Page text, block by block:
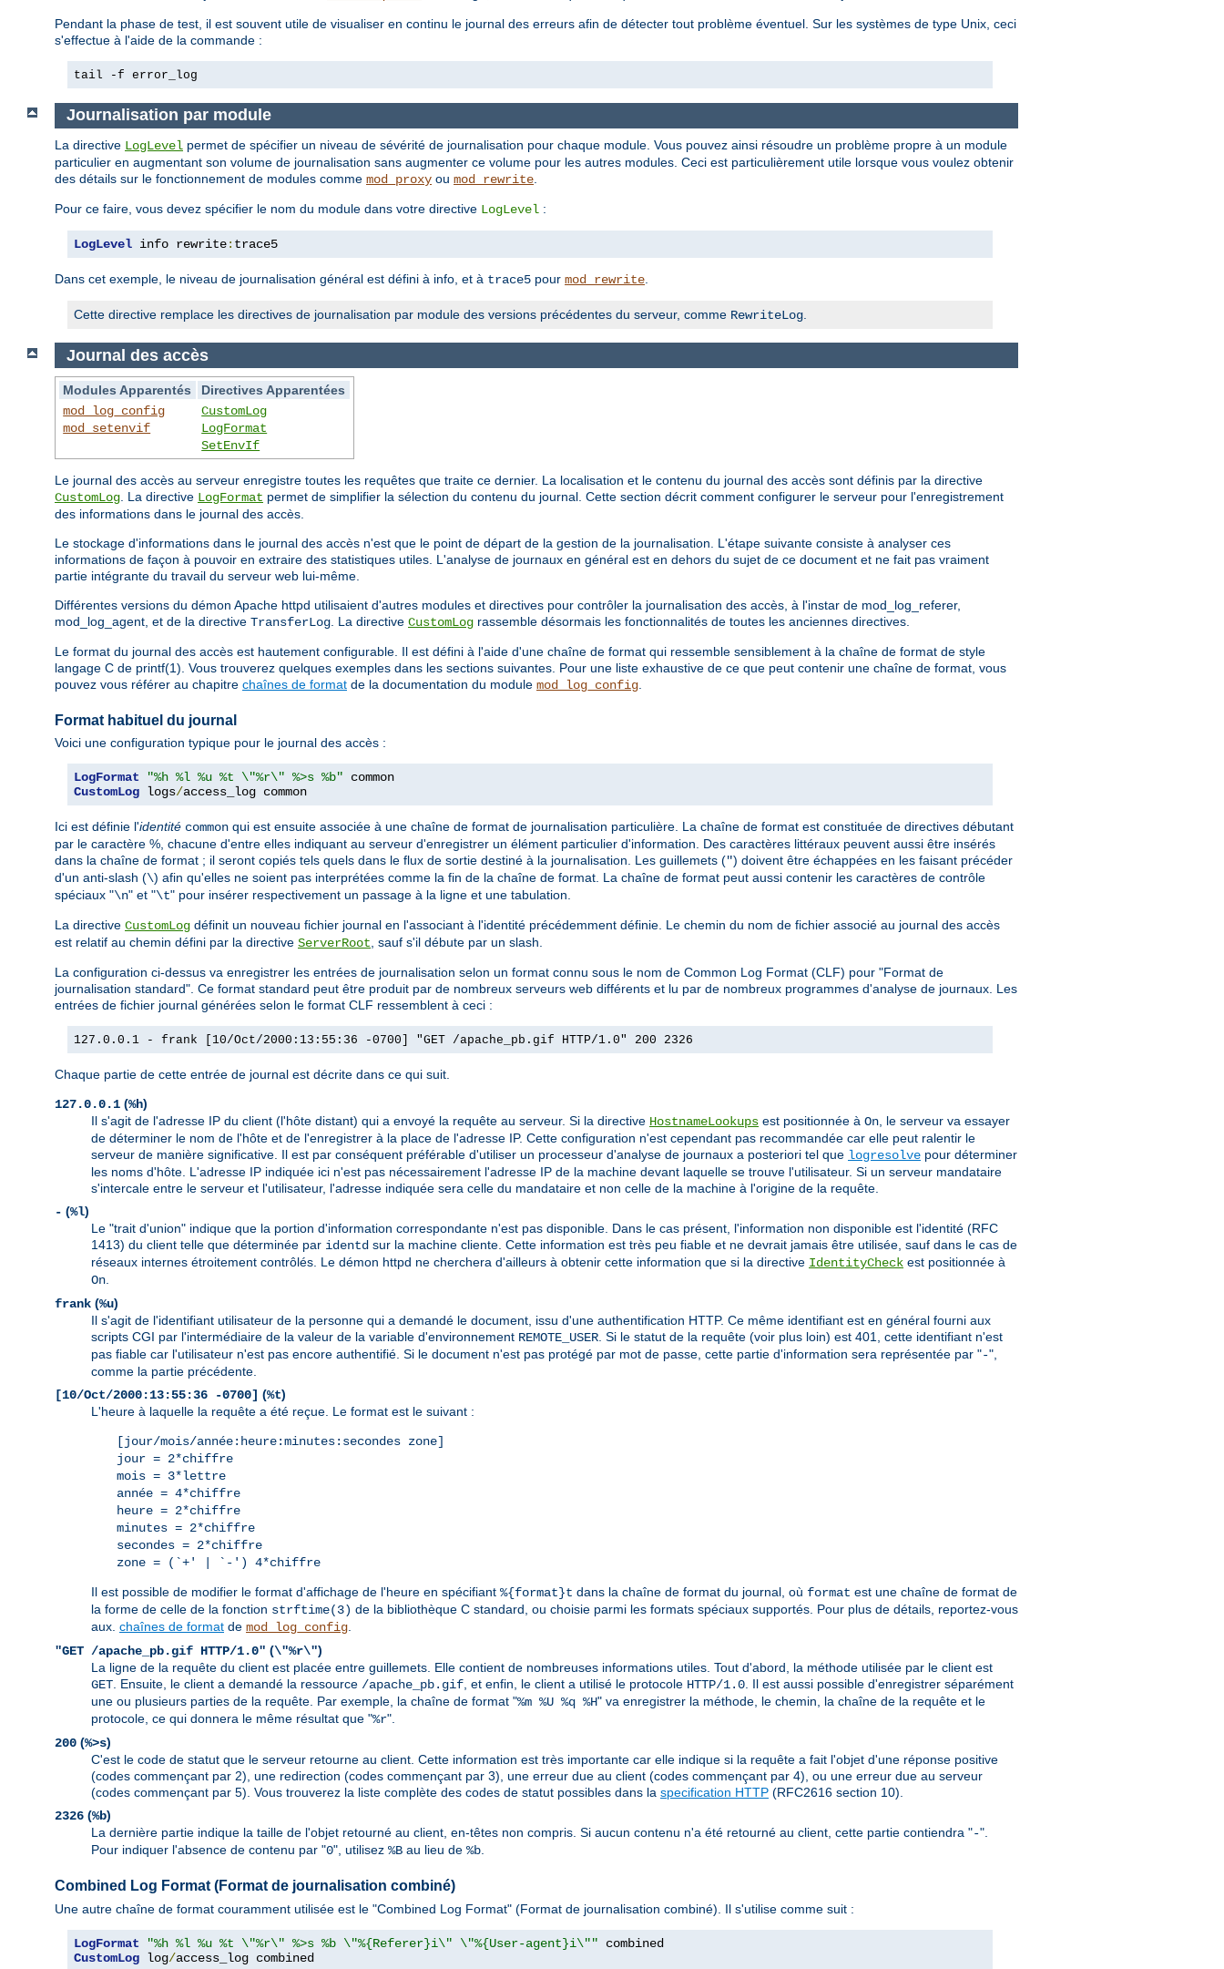
Pendant la phase de test, il est souvent utile de visualiser en continu le journal des erreurs afin de détecter tout problème éventuel. Sur les systèmes de type Unix, ceci
s'effectue à l'aide de la commande :
tail -f error_log
Journalisation par module
La directive LogLevel permet de spécifier un niveau de sévérité de journalisation pour chaque module. Vous pouvez ainsi résoudre un problème propre à un module
particulier en augmentant son volume de journalisation sans augmenter ce volume pour les autres modules. Ceci est particulièrement utile lorsque vous voulez obtenir
des détails sur le fonctionnement de modules comme mod_proxy ou mod_rewrite
Pour ce faire, vous devez spécifier le nom du module dans votre directive LogLevel :
LogLevel info rewrite: trace5
Dans cet exemple, le niveau de journalisation général est défini à info, et à trace5 pour mod_rewrite
Cette directive remplace les directives de journalisation par module des versions précédentes du serveur, comme RewriteLog
Journal des accès
Modules Apparentés
Directives Apparentées
mod_log_config
mod_setenvif
CustomLog
LogFormat
SetEnvIf
Le journal des accès au serveur enregistre toutes les requêtes que traite ce dernier. La localisation et le contenu du journal des accès sont définis par la directive
CustomLog. La directive LogFormat permet de simplifier la sélection du contenu du journal. Cette section décrit comment configurer le serveur pour l'enregistrement
des informations dans le journal des accès.
Le stockage d'informations dans le journal des accès n'est que le point de départ de la gestion de la journalisation. L'étape suivante consiste à analyser ces
informations de façon à pouvoir en extraire des statistiques utiles. L'analyse de journaux en général est en dehors du sujet de ce document et ne fait pas vraiment
partie intégrante du travail du serveur web lui-même.
Différentes versions du démon Apache httpd utilisaient d'autres modules et directives pour contrôler la journalisation des accès, à l'instar de mod_log_referer,
mod_log_agent, et de la directive TransferLog. La directive CustomLog rassemble désormais les fonctionnalités de toutes les anciennes directives.
Le format du journal des accès est hautement configurable. Il est défini à l'aide d'une chaîne de format qui ressemble sensiblement à la chaîne de format de style
langage C de printf(1). Vous trouverez quelques exemples dans les sections suivantes. Pour une liste exhaustive de ce que peut contenir une chaîne de format, vous
pouvez vous référer au chapitre chaînes de format de la documentation du module mod_log_config.
Format habituel du journal
Voici une configuration typique pour le journal des accès :
LogFormat "%h %l %u %t \"%r\" %>s %b"
CustomLog logs/access_log common
Ici est définie l'identité common qui est ensuite associée à une chaîne de format de journalisation particulière. La chaîne de format est constituée de directives débutant
par le caractère %, chacune d'entre elles indiquant au serveur d'enregistrer un élément particulier d'information. Des caractères littéraux peuvent aussi être insérés
dans la chaîne de format ; il seront copiés tels quels dans le flux de sortie destiné à la journalisation. Les guillemets (") doivent être échappées en les faisant précéder
d'un anti-slash (\) afin qu'elles ne soient pas interprétées comme la fin de la chaîne de format. La chaîne de format peut aussi contenir les caractères de contrôle
spéciaux "\n" et "\t" pour insérer respectivement un passage à la ligne et une tabulation.
La directive CustomLog définit un nouveau fichier journal en l'associant à l'identité précédemment définie. Le chemin du nom de fichier associé au journal des accès
est relatif au chemin défini par la directive ServerRoot, sauf s'il débute par un slash.
La configuration ci-dessus va enregistrer les entrées de journalisation selon un format connu sous le nom de Common Log Format (CLF) pour "Format de
journalisation standard". Ce format standard peut être produit par de nombreux serveurs web différents et lu par de nombreux programmes d'analyse de journaux. Les
entrées de fichier journal générées selon le format CLF ressemblent à ceci :
127.0.0.1 - frank [10/Oct/2000:13:55:36 -0700] "GET /apache_pb.gif HTTP/1.0" 200 2326
Chaque partie de cette entrée de journal est décrite dans ce qui suit.
127.0.0.1 (%h)
Il s'agit de l'adresse IP du client (l'hôte distant) qui a envoyé la requête au serveur. Si la directive HostnameLookups est positionnée à On, le serveur va essayer
de déterminer le nom de l'hôte et de l'enregistrer à la place de l'adresse IP. Cette configuration n'est cependant pas recommandée car elle peut ralentir le
serveur de manière significative. Il est par conséquent préférable d'utiliser un processeur d'analyse de journaux a posteriori tel que logresolve pour déterminer
les noms d'hôte. L'adresse IP indiquée ici n'est pas nécessairement l'adresse IP de la machine devant laquelle se trouve l'utilisateur. Si un serveur mandataire
s'intercale entre le serveur et l'utilisateur, l'adresse indiquée sera celle du mandataire et non celle de la machine à l'origine de la requête.
- (%l)
Le "trait d'union" indique que la portion d'information correspondante n'est pas disponible. Dans le cas présent, l'information non disponible est l'identité (RFC
1413) du client telle que déterminée par identd sur la machine cliente. Cette information est très peu fiable et ne devrait jamais être utilisée, sauf dans le cas de
réseaux internes étroitement contrôlés. Le démon httpd ne cherchera d'ailleurs à obtenir cette information que si la directive IdentityCheck est positionnée à
On.
frank (%u)
Il s'agit de l'identifiant utilisateur de la personne qui a demandé le document, issu d'une authentification HTTP. Ce même identifiant est en général fourni aux
scripts CGI par l'intermédiaire de la valeur de la variable d'environnement REMOTE_USER. Si le statut de la requête (voir plus loin) est 401, cette identifiant n'est
pas fiable car l'utilisateur n'est pas encore authentifié. Si le document n'est pas protégé par mot de passe, cette partie d'information sera représentée par "-",
comme la partie précédente.
[10/Oct/2000:13:55:36 -0700] (%t)
L'heure à laquelle la requête a été reçue. Le format est le suivant :
[jour/mois/année:heure:minutes:secondes zone]
jour = 2*chiffre
mois = 3*lettre
année = 4*chiffre
heure = 2*chiffre
minutes = 2*chiffre
secondes = 2*chiffre
zone = (`+' | `-') 4*chiffre
Il est possible de modifier le format d'affichage de l'heure en spécifiant %{format}t dans la chaîne de format du journal, où format est une chaîne de format de
la forme de celle de la fonction strftime(3) de la bibliothèque C standard, ou choisie parmi les formats spéciaux supportés. Pour plus de détails, reportez-vous
aux. chaînes de format de mod_log_config.
"GET /apache_pb.gif HTTP/1.0" (\"%r\")
La ligne de la requête du client est placée entre guillemets. Elle contient de nombreuses informations utiles. Tout d'abord, la méthode utilisée par le client est
GET. Ensuite, le client a demandé la ressource /apache_pb.gif, et enfin, le client a utilisé le protocole HTTP/1.0. Il est aussi possible d'enregistrer séparément
une ou plusieurs parties de la requête. Par exemple, la chaîne de format "%m %U %q %H" va enregistrer la méthode, le chemin, la chaîne de la requête et le
protocole, ce qui donnera le même résultat que "%r".
200 (%>s)
C'est le code de statut que le serveur retourne au client. Cette information est très importante car elle indique si la requête a fait l'objet d'une réponse positive
(codes commençant par 2), une redirection (codes commençant par 3), une erreur due au client (codes commençant par 4), ou une erreur due au serveur
(codes commençant par 5). Vous trouverez la liste complète des codes de statut possibles dans la specification HTTP (RFC2616 section 10).
2326 (%b)
La dernière partie indique la taille de l'objet retourné au client, en-têtes non compris. Si aucun contenu n'a été retourné au client, cette partie contiendra "-".
Pour indiquer l'absence de contenu par "0", utilisez %B au lieu de %b.
Combined Log Format (Format de journalisation combiné)
Une autre chaîne de format couramment utilisée est le "Combined Log Format" (Format de journalisation combiné). Il s'utilise comme suit :
LogFormat "%h %l %u %t \"%r\" %>s %b \"%{Referer}i\" \"%{User-agent}i\""
CustomLog log/access_log combined